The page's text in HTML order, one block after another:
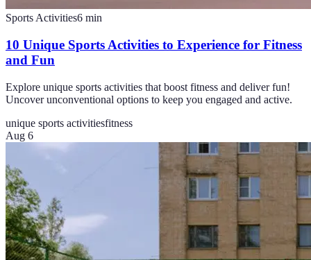
Sports Activities6 min
10 Unique Sports Activities to Experience for Fitness
and Fun
Explore unique sports activities that boost fitness and deliver fun!
Uncover unconventional options to keep you engaged and active.
unique sports activitiesfitness
Aug 6